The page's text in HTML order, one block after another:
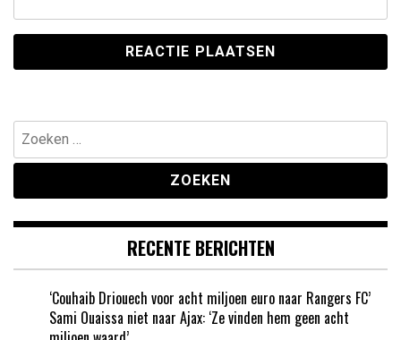
Zoeken
naar:
RECENTE BERICHTEN
‘Couhaib Driouech voor acht miljoen euro naar Rangers FC’
Sami Ouaissa niet naar Ajax: ‘Ze vinden hem geen acht